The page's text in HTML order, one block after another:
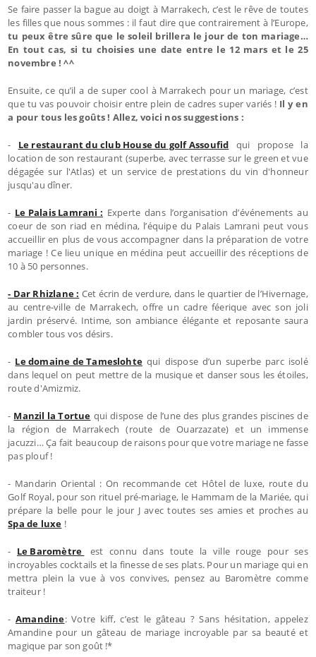
Se faire passer la bague au doigt à Marrakech, c’est le rêve de toutes
les filles que nous sommes : il faut dire que contrairement à l’Europe,
tu peux être sûre que le soleil brillera le jour de ton mariage…
En tout cas, si tu choisies une date entre le 12 mars et le 25
novembre ! ^^
Ensuite, ce qu’il a de super cool à Marrakech pour un mariage, c’est
que tu vas pouvoir choisir entre plein de cadres super variés ! Il y en
a pour tous les goûts ! Allez, voici nos suggestions :
- Le restaurant du club House du golf Assoufid qui propose la
location de son restaurant (superbe, avec terrasse sur le green et vue
dégagée sur l'Atlas) et un service de prestations du vin d'honneur
jusqu'au dîner.
- Le Palais Lamrani : Experte dans l’organisation d’événements au
coeur de son riad en médina, l’équipe du Palais Lamrani peut vous
accueillir en plus de vous accompagner dans la préparation de votre
mariage ! Ce lieu unique en médina peut accueillir des réceptions de
10 à 50 personnes.
- Dar Rhizlane : Cet écrin de verdure, dans le quartier de l’Hivernage,
au centre-ville de Marrakech, offre un cadre féerique avec son joli
jardin préservé. Intime, son ambiance élégante et reposante saura
combler tous vos désirs.
- Le domaine de Tameslohte qui dispose d’un superbe parc isolé
dans lequel on peut mettre de la musique et danser sous les étoiles,
route d'Amizmiz.
- Manzil la Tortue qui dispose de l’une des plus grandes piscines de
la région de Marrakech (route de Ouarzazate) et un immense
jacuzzi… Ça fait beaucoup de raisons pour que votre mariage ne fasse
pas plouf !
- Mandarin Oriental : On recommande cet Hôtel de luxe, route du
Golf Royal, pour son rituel pré-mariage, le Hammam de la Mariée, qui
prépare la belle pour le jour J avec toutes ses amies et proches au
Spa de luxe !
- Le Baromètre
est connu dans toute la ville rouge pour ses
incroyables cocktails et la finesse de ses plats. Pour un mariage qui en
mettra plein la vue à vos convives, pensez au Baromètre comme
traiteur !
- Amandine: Votre kiff, c’est le gâteau ? Sans hésitation, appelez
Amandine pour un gâteau de mariage incroyable par sa beauté et
magique par son goût !*